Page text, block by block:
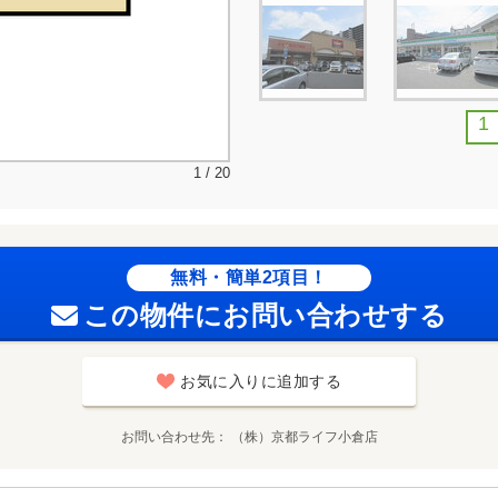
1 / 20
1
無料・簡単2項目！
この物件にお問い合わせする
お気に入りに追加する
お問い合わせ先 （株）京都ライフ小倉店